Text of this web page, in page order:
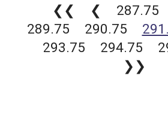
❮❮ ❮ 287.75
289.75
290.75
293.75
294.75
❯❯